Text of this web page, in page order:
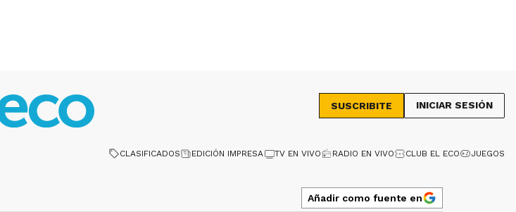
SUSCRIBITE INICIAR SESIÓN
CLASIFICADOS EDICIÓN IMPRESA TV EN VIVO RADIO EN VIVO CLUB EL ECO JUEGOS
Añadir como fuente en